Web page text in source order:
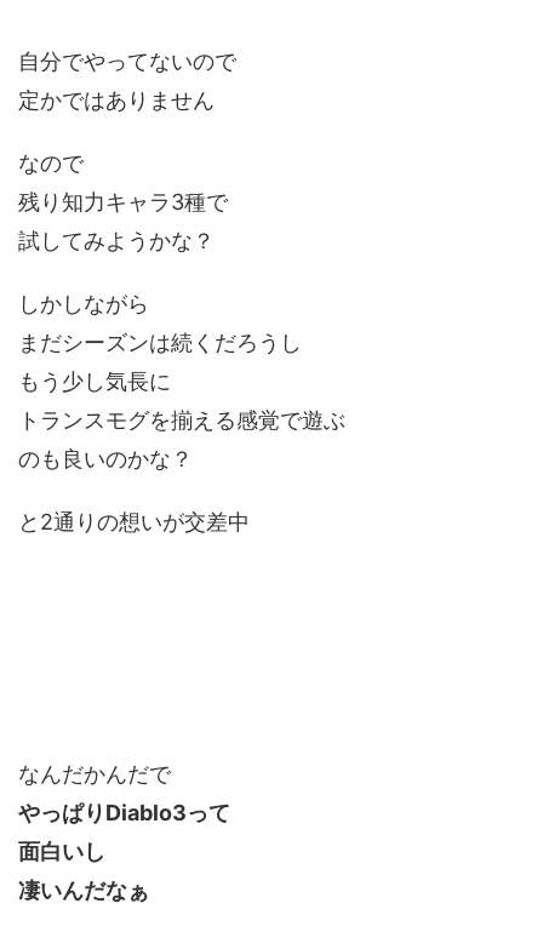
自分でやってないので
定かではありません
なので
残り知力キャラ3種で
試してみようかな？
しかしながら
まだシーズンは続くだろうし
もう少し気長に
トランスモグを揃える感覚で遊ぶ
のも良いのかな？
と2通りの想いが交差中
なんだかんだで
やっぱりDiablo3って
面白いし
凄いんだなぁ